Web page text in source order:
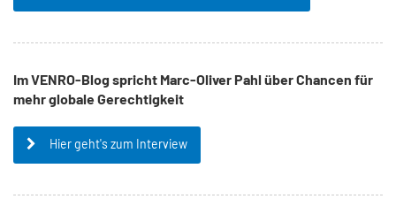
Im VENRO-Blog spricht Marc-Oliver Pahl über Chancen für
mehr globale Gerechtigkeit
Hier geht's zum Interview